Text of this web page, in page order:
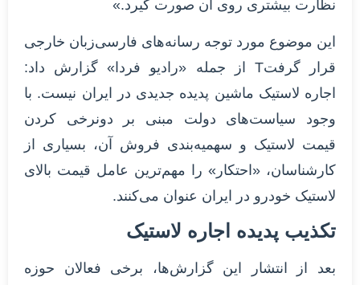
نظارت بیشتری روی آن صورت گیرد.»
این موضوع مورد توجه رسانه‌های فارسی‌زبان خارجی
قرار گرفتT از جمله «رادیو فردا» گزارش داد:
اجاره لاستیک ماشین پدیده جدیدی در ایران نیست. با
وجود سیاست‌های دولت مبنی بر دونرخی کردن
قیمت لاستیک و سهمیه‌بندی فروش آن، بسیاری از
کارشناسان، «احتکار» را مهم‌ترین عامل قیمت بالای
لاستیک خودرو در ایران عنوان می‌کنند.
تکذیب پدیده اجاره لاستیک
بعد از انتشار این گزارش‌ها، برخی فعالان حوزه